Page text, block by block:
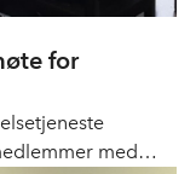
for
med